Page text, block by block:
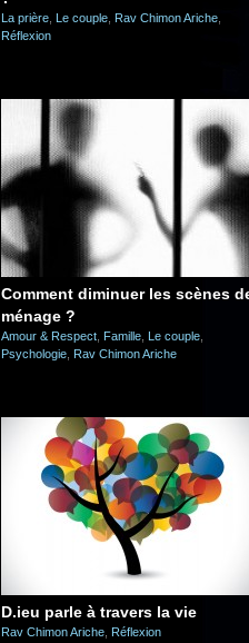
La prière Le couple Rav Chimon Ariche
Réflexion
Comment diminuer les scènes
ménage ?
Amour & Respect Famille Le couple
Psychologie Rav Chimon Ariche
D.ieu parle à travers la vie
Rav Chimon Ariche Réflexion